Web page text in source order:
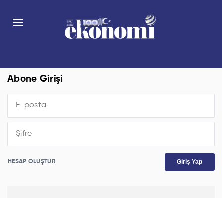
Abone Girişi
HESAP OLUŞTUR Giriş Yap